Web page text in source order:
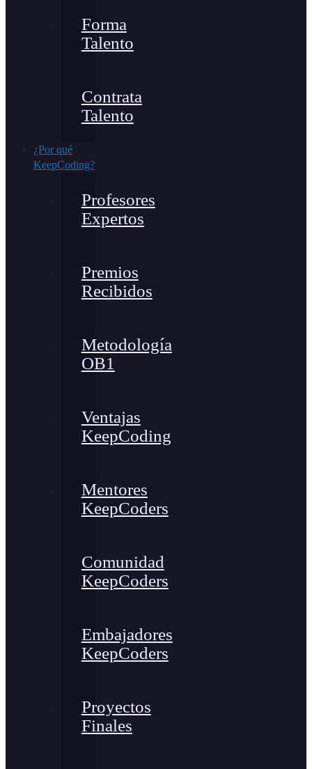
Forma
Talento
Contrata
Talento
¿Por qué
KeepCoding?
Profesores
Expertos
Premios
Recibidos
Metodología
OB1
Ventajas
KeepCoding
Mentores
KeepCoders
Comunidad
KeepCoders
Embajadores
KeepCoders
Proyectos
Finales